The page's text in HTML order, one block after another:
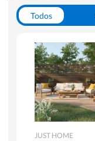
Todos
JUST HOME